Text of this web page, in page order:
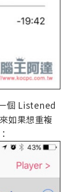
個 Listened
如果想重複